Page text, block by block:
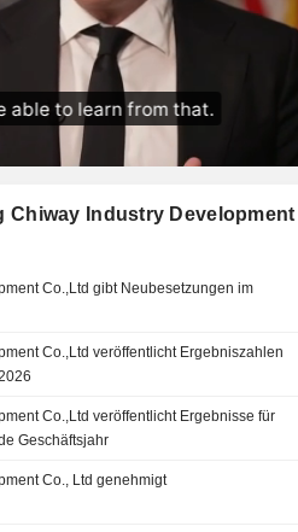
Chiway Industry Development
Co.,Ltd gibt Neubesetzungen im
Co.,Ltd veröffentlicht Ergebniszahlen
Co.,Ltd veröffentlicht Ergebnisse für
Geschäftsjahr
Co., Ltd genehmigt